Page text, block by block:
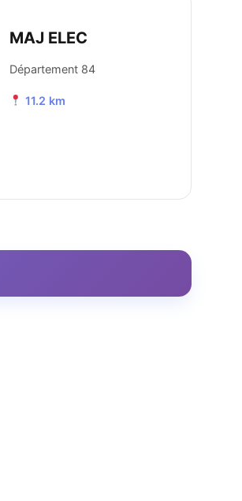
MAJ ELEC
Département 84
11.2 km